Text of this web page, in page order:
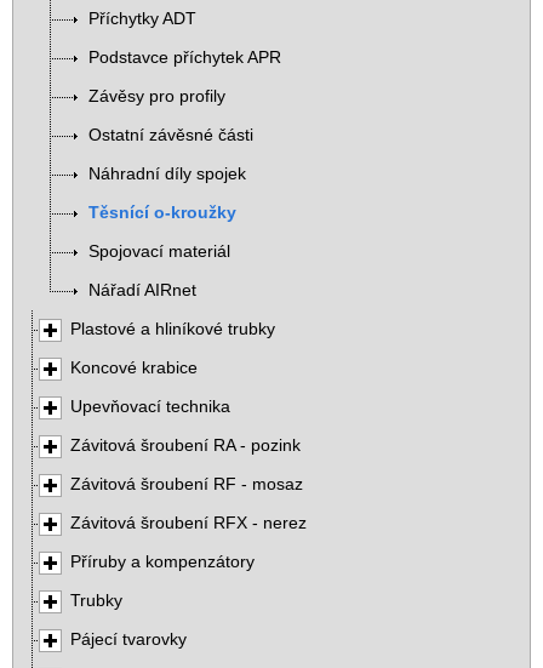
Příchytky ADT
Podstavce příchytek APR
Závěsy pro profily
Ostatní závěsné části
Náhradní díly spojek
Těsnící o-kroužky
Spojovací materiál
Nářadí AIRnet
Plastové a hliníkové trubky
Koncové krabice
Upevňovací technika
Závitová šroubení RA - pozink
Závitová šroubení RF - mosaz
Závitová šroubení RFX - nerez
Příruby a kompenzátory
Trubky
Pájecí tvarovky